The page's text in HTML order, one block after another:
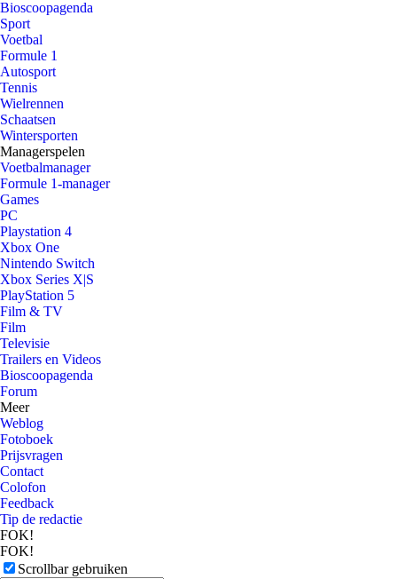
Bioscoopagenda
Sport
Voetbal
Formule 1
Autosport
Tennis
Wielrennen
Schaatsen
Wintersporten
Managerspelen
Voetbalmanager
Formule 1-manager
Games
PC
Playstation 4
Xbox One
Nintendo Switch
Xbox Series X|S
PlayStation 5
Film & TV
Film
Televisie
Trailers en Videos
Bioscoopagenda
Forum
Meer
Weblog
Fotoboek
Prijsvragen
Contact
Colofon
Feedback
Tip de redactie
FOK!
FOK!
Scrollbar gebruiken